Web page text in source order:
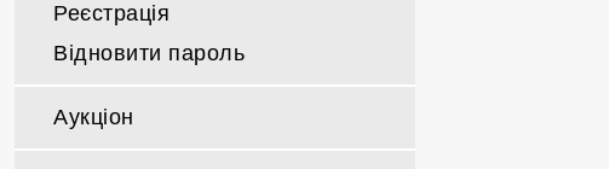
Реєстрація
Відновити пароль
Аукціон